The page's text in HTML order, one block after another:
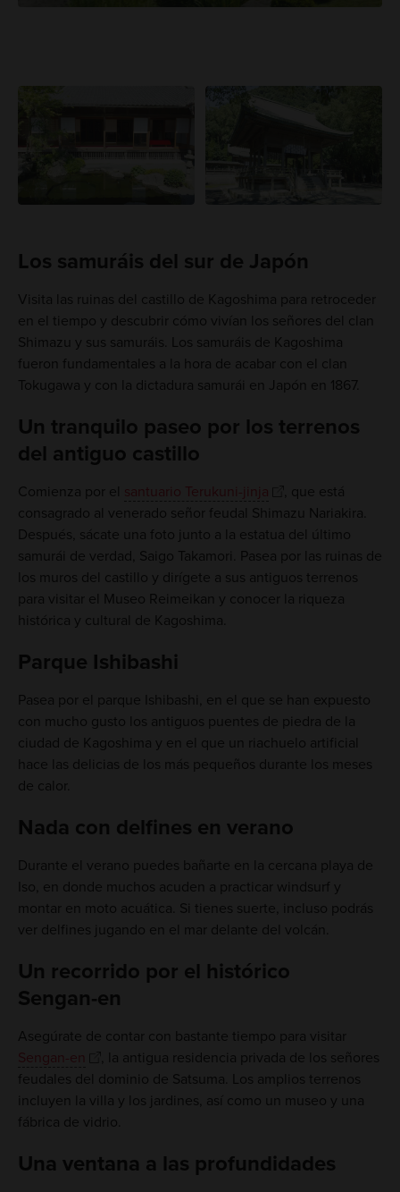
Los samuráis del sur de Japón
Visita las ruinas del castillo de Kagoshima para retroceder
en el tiempo y descubrir cómo vivían los señores del clan
Shimazu y sus samuráis. Los samuráis de Kagoshima
fueron fundamentales a la hora de acabar con el clan
Tokugawa y con la dictadura samurái en Japón en 1867.
Un tranquilo paseo por los terrenos
del antiguo castillo
Comienza por el santuario Terukuni-jinja
, que está
consagrado al venerado señor feudal Shimazu Nariakira.
Después, sácate una foto junto a la estatua del último
samurái de verdad, Saigo Takamori. Pasea por las ruinas de
los muros del castillo y dirígete a sus antiguos terrenos
para visitar el Museo Reimeikan y conocer la riqueza
histórica y cultural de Kagoshima.
Parque Ishibashi
Pasea por el parque Ishibashi, en el que se han expuesto
con mucho gusto los antiguos puentes de piedra de la
ciudad de Kagoshima y en el que un riachuelo artificial
hace las delicias de los más pequeños durante los meses
de calor.
Nada con delfines en verano
Durante el verano puedes bañarte en la cercana playa de
Iso, en donde muchos acuden a practicar windsurf y
montar en moto acuática. Si tienes suerte, incluso podrás
ver delfines jugando en el mar delante del volcán.
Un recorrido por el histórico
Sengan-en
Asegúrate de contar con bastante tiempo para visitar
Sengan-en
, la antigua residencia privada de los señores
feudales del dominio de Satsuma. Los amplios terrenos
incluyen la villa y los jardines, así como un museo y una
fábrica de vidrio.
Una ventana a las profundidades